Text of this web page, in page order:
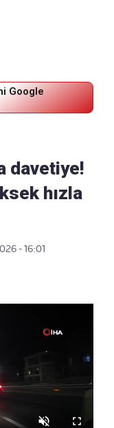
Google
davetiye!
hızla
- 16:01